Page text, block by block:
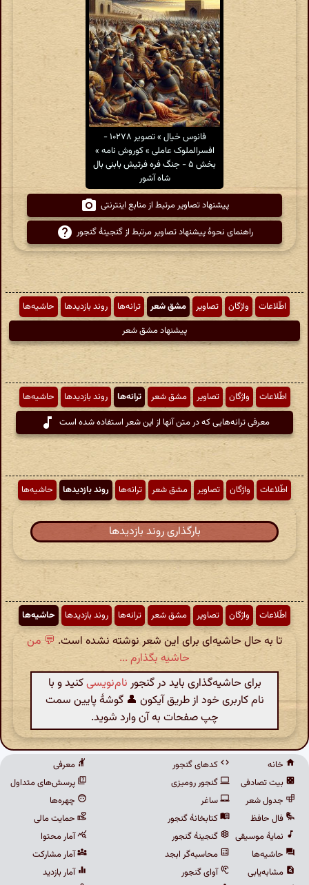
فانوس خیال » تصویر ۱۰۲۷۸ -
افسرالملوک عاملی » کوروش نامه »
بخش ۵ - جنگ فره فرتیش بابنی بال
شاه آشور
پیشنهاد تصاویر مرتبط از منابع اینترنتی
راهنمای نحوهٔ پیشنهاد تصاویر مرتبط از گنجینهٔ گنجور
اطّلاعات واژگان تصاویر مشق شعر ترانه‌ها روند بازدیدها
حاشیه‌ها
پیشنهاد مشق شعر
اطّلاعات واژگان تصاویر مشق شعر ترانه‌ها روند بازدیدها
حاشیه‌ها
معرفی ترانه‌هایی که در متن آنها از این شعر استفاده شده است
اطّلاعات واژگان تصاویر مشق شعر ترانه‌ها روند بازدیدها حاشیه‌ها
بارگذاری روند بازدیدها
اطّلاعات واژگان تصاویر مشق شعر ترانه‌ها روند بازدیدها حاشیه‌ها
تا به حال حاشیه‌ای برای این شعر نوشته نشده است. 💬 من
حاشیه بگذارم ...
برای حاشیه‌گذاری باید در گنجور نام‌نویسیکنید و با
نام کاربری خود از طریق آیکون 👤 گوشهٔ پایین سمت
چپ صفحات به آن وارد شوید.
خانه
بیت تصادفی
جدول شعر
فال حافظ
نمایهٔ موسیقی
حاشیه‌ها
مشابه‌یابی
کدهای گنجور
گنجور رومیزی
ساغر
کتابخانهٔ گنجور
گنجینهٔ گنجور
محاسبه‌گر ابجد
آوای گنجور
معرفی
پرسش‌های متداول
چهره‌ها
حمایت مالی
آمار محتوا
آمار مشارکت
آمار بازدید